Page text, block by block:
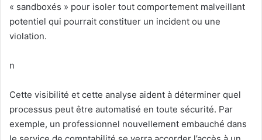
« sandboxés » pour isoler tout comportement malveillant
potentiel qui pourrait constituer un incident ou une
violation.
n
Cette visibilité et cette analyse aident à déterminer quel
processus peut être automatisé en toute sécurité. Par
exemple, un professionnel nouvellement embauché dans